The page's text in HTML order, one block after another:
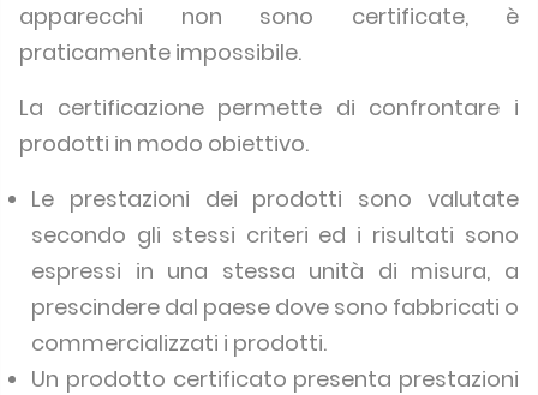
apparecchi non sono certificate, è
praticamente impossibile.
La certificazione permette di confrontare i
prodotti in modo obiettivo.
Le prestazioni dei prodotti sono valutate
secondo gli stessi criteri ed i risultati sono
espressi in una stessa unità di misura, a
prescindere dal paese dove sono fabbricati o
commercializzati i prodotti.
Un prodotto certificato presenta prestazioni